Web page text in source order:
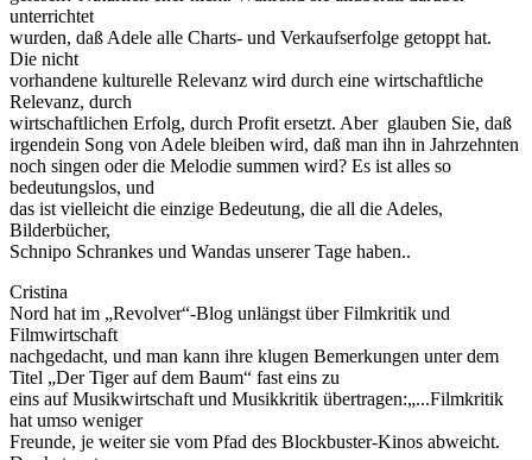
unterrichtet
wurden, daß Adele alle Charts- und Verkaufserfolge getoppt hat.
Die nicht
vorhandene kulturelle Relevanz wird durch eine wirtschaftliche
Relevanz, durch
wirtschaftlichen Erfolg, durch Profit ersetzt. Aber glauben Sie, daß
irgendein Song von Adele bleiben wird, daß man ihn in Jahrzehnten
noch singen oder die Melodie summen wird? Es ist alles so
bedeutungslos, und
das ist vielleicht die einzige Bedeutung, die all die Adeles,
Bilderbücher,
Schnipo Schrankes und Wandas unserer Tage haben..
Cristina
Nord hat im „Revolver“-Blog unlängst über Filmkritik und
Filmwirtschaft
nachgedacht, und man kann ihre klugen Bemerkungen unter dem
Titel „Der Tiger auf dem Baum“ fast eins zu
eins auf Musikwirtschaft und Musikkritik übertragen:„...Filmkritik
hat umso weniger
Freunde, je weiter sie vom Pfad des Blockbuster-Kinos abweicht.